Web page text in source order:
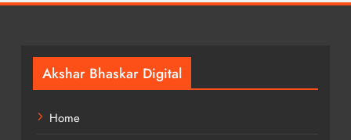
Akshar Bhaskar Digital
Home